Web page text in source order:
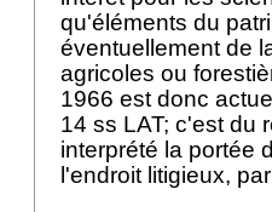
qu'éléments du
éventuellement de
agricoles ou
1966 est donc
14 ss LAT; c'est du
interprété la portée
l'endroit litigieux,